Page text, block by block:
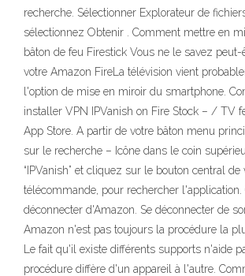
recherche. Sélectionner Explorateur de
sélectionnez Obtenir . Comment mettre en
bâton de feu Firestick Vous ne le savez
votre Amazon FireLa télévision vient
l'option de mise en miroir du smartphone.
installer VPN IPVanish on Fire Stock – / TV
App Store. A partir de votre bâton menu
sur le recherche – Icône dans le coin
“IPVanish” et cliquez sur le bouton central de
télécommande, pour rechercher
déconnecter d'Amazon. Se déconnecter de
Amazon n'est pas toujours la procédure la
Le fait qu'il existe différents supports n'aide
procédure diffère d'un appareil à l'autre.